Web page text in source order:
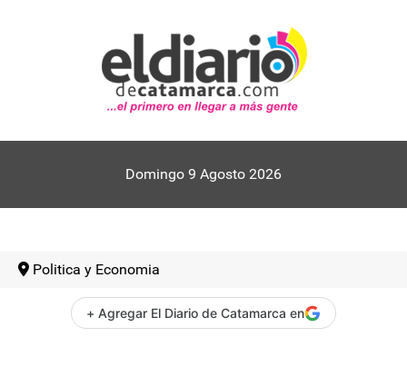
Domingo 9 Agosto 2026
Politica y Economia
+ Agregar El Diario de Catamarca en